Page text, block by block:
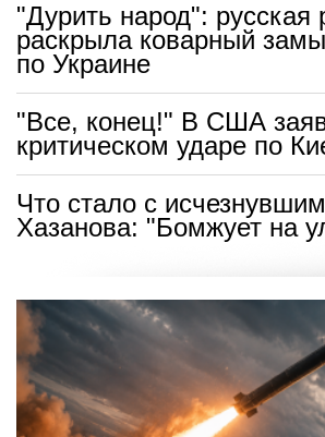
"Дурить народ": русская
раскрыла коварный
по Украине
"Все, конец!" В США
критическом ударе по
Что стало с
Хазанова: "Бомжует на